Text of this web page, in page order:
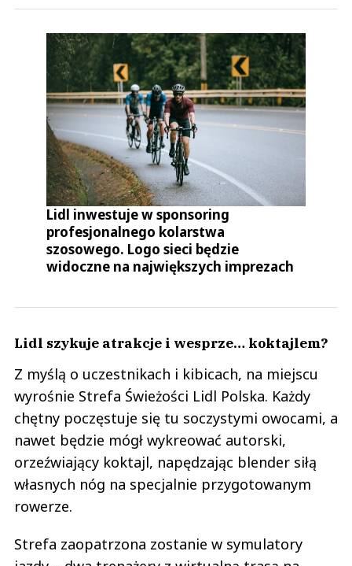
Lidl inwestuje w sponsoring
profesjonalnego kolarstwa
szosowego. Logo sieci będzie
widoczne na największych imprezach
Lidl szykuje atrakcje i wesprze… koktajlem?
Z myślą o uczestnikach i kibicach, na miejscu
wyrośnie Strefa Świeżości Lidl Polska. Każdy
chętny poczęstuje się tu soczystymi owocami, a
nawet będzie mógł wykreować autorski,
orzeźwiający koktajl, napędzając blender siłą
własnych nóg na specjalnie przygotowanym
rowerze.
Strefa zaopatrzona zostanie w symulatory